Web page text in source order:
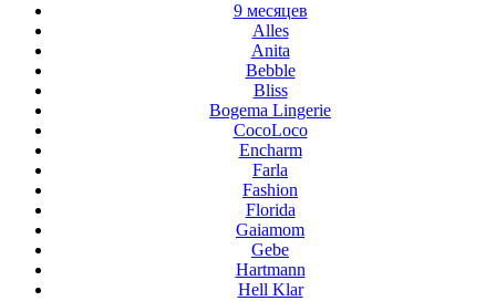
9 месяцев
Alles
Anita
Bebble
Bliss
Bogema Lingerie
CocoLoco
Encharm
Farla
Fashion
Florida
Gaiamom
Gebe
Hartmann
Hell Klar